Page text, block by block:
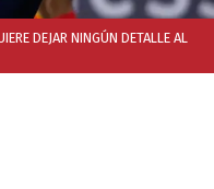
DEJAR NINGÚN DETALLE AL